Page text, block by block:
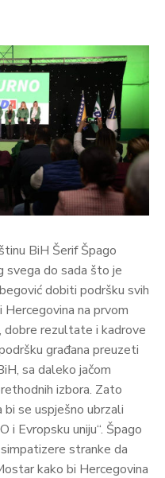
BiH Šerif Špago
svega do sada što je
dobiti podršku svih
Hercegovina na prvom
dobre rezultate i kadrove
građana preuzeti
sa daleko jačom
izbora. Zato
se uspješno ubrzali
i Evropsku uniju“. Špago
stranke da
kako bi Hercegovina